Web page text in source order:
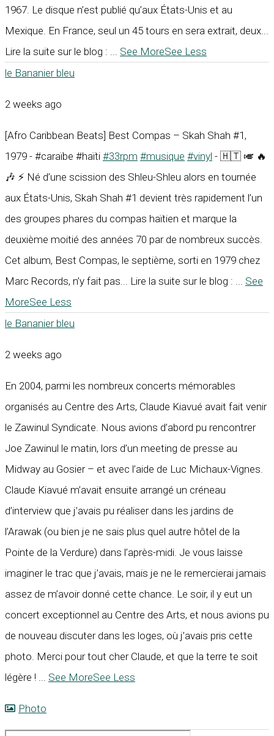
1967. Le disque n’est publié qu’aux États-Unis et au
Mexique. En France, seul un 45 tours en sera extrait, deux...
Lire la suite sur le blog : ... See MoreSee Less
le Bananier bleu
2 weeks ago
[Afro Caribbean Beats] Best Compas – Skah Shah #1,
1979 - #caraïbe #haïti #33rpm #musique #vinyl - 🇭🇹 🎺 🔥
🎶 ⚡ Né d’une scission des Shleu-Shleu alors en tournée
aux États-Unis, Skah Shah #1 devient très rapidement l’un
des groupes phares du compas haïtien et marque la
deuxième moitié des années 70 par de nombreux succès.
Cet album, Best Compas, le septième, sorti en 1979 chez
Marc Records, n’y fait pas... Lire la suite sur le blog : ... See
MoreSee Less
le Bananier bleu
2 weeks ago
En 2004, parmi les nombreux concerts mémorables
organisés au Centre des Arts, Claude Kiavué avait fait venir
le Zawinul Syndicate. Nous avions d’abord pu rencontrer
Joe Zawinul le matin, lors d’un meeting de presse au
Midway au Gosier – et avec l’aide de Luc Michaux-Vignes.
Claude Kiavué m’avait ensuite arrangé un créneau
d’interview que j’avais pu réaliser dans les jardins de
l’Arawak (ou bien je ne sais plus quel autre hôtel de la
Pointe de la Verdure) dans l’après-midi. Je vous laisse
imaginer le trac que j’avais, mais je ne le remercierai jamais
assez de m’avoir donné cette chance. Le soir, il y eut un
concert exceptionnel au Centre des Arts, et nous avions pu
de nouveau discuter dans les loges, où j’avais pris cette
photo. Merci pour tout cher Claude, et que la terre te soit
légère ! ... See MoreSee Less
Photo